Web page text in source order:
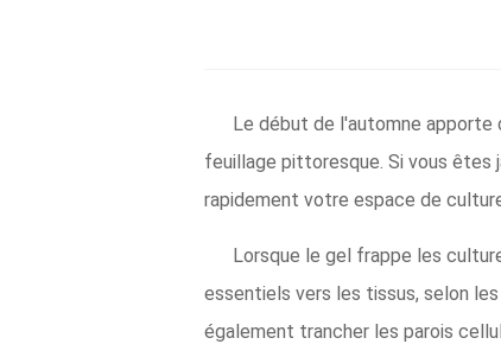
Le début de l'automne
feuillage pittoresque. Si vous êtes
rapidement votre espace de
Lorsque le gel frappe les
essentiels vers les tissus, selon
également trancher les parois